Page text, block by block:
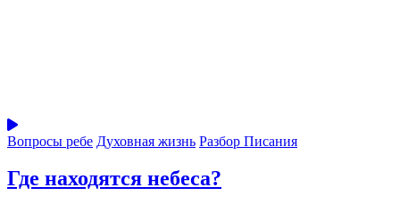
Вопросы ребе Духовная жизнь Разбор Писания
Где находятся небеса?